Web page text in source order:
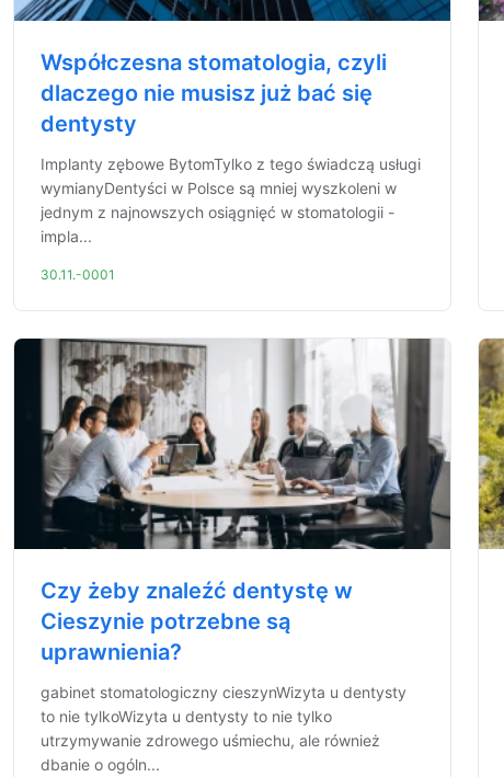
Współczesna stomatologia, czyli
dlaczego nie musisz już bać się
dentysty
Implanty zębowe BytomTylko z tego świadczą usługi
wymianyDentyści w Polsce są mniej wyszkoleni w
jednym z najnowszych osiągnięć w stomatologii -
impla...
30.11.-0001
Czy żeby znaleźć dentystę w
Cieszynie potrzebne są
uprawnienia?
gabinet stomatologiczny cieszynWizyta u dentysty
to nie tylkoWizyta u dentysty to nie tylko
utrzymywanie zdrowego uśmiechu, ale również
dbanie o ogóln...